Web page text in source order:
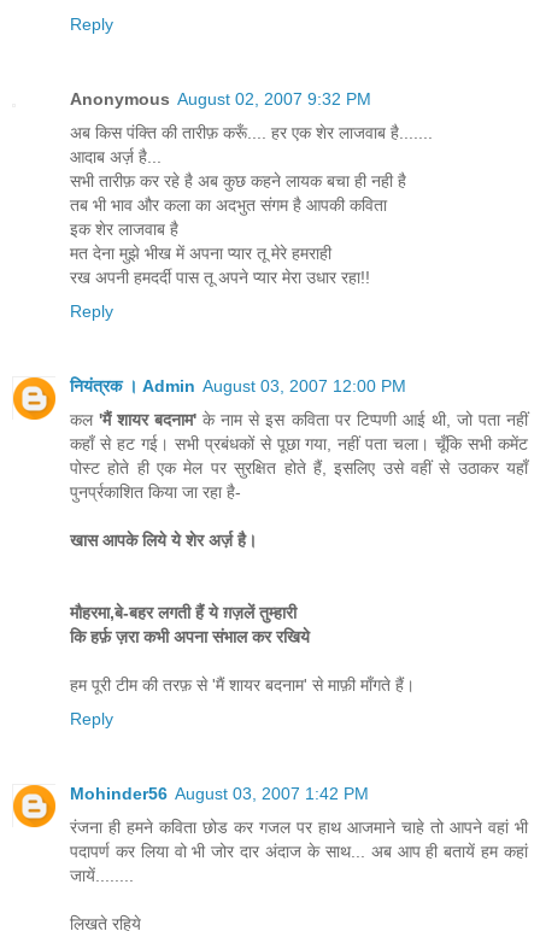
Reply
Anonymous August 02, 2007 9:32 PM
अब किस पंक्ति की तारीफ़ करूँ.... हर एक शेर लाजवाब है.......
आदाब अर्ज़ है...
सभी तारीफ़ कर रहे है अब कुछ कहने लायक बचा ही नही है
तब भी भाव और कला का अदभुत संगम है आपकी कविता
इक शेर लाजवाब है
मत देना मुझे भीख में अपना प्यार तू मेरे हमराही
रख अपनी हमदर्दी पास तू अपने प्यार मेरा उधार रहा!!
Reply
नियंत्रक । Admin August 03, 2007 12:00 PM
कल'मैं शायर बदनाम' के नाम से इस कविता पर टिप्पणी आई थी, जो पता नहीं
कहाँ से हट गई। सभी प्रबंधकों से पूछा गया, नहीं पता चला। चूँकि सभी कमेंट
पोस्ट होते ही एक मेल पर सुरक्षित होते हैं, इसलिए उसे वहीं से उठाकर यहाँ
पुनर्प्रकाशित किया जा रहा है-
खास आपके लिये ये शेर अर्ज़ है।
मौहरमा,बे-बहर लगती हैं ये ग़ज़लें तुम्हारी
कि हर्फ़ ज़रा कभी अपना संभाल कर रखिये
हम पूरी टीम की तरफ़ से 'मैं शायर बदनाम' से माफ़ी माँगते हैं।
Reply
Mohinder56 August 03, 2007 1:42 PM
रंजना ही हमने कविता छोड कर गजल पर हाथ आजमाने चाहे तो आपने वहां भी
पदापर्ण कर लिया वो भी जोर दार अंदाज के साथ... अब आप ही बतायें हम कहां
जायें........
लिखते रहिये